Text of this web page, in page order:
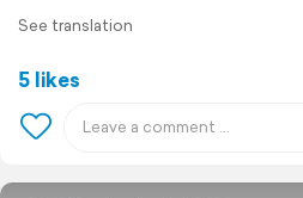
See translation
5 likes